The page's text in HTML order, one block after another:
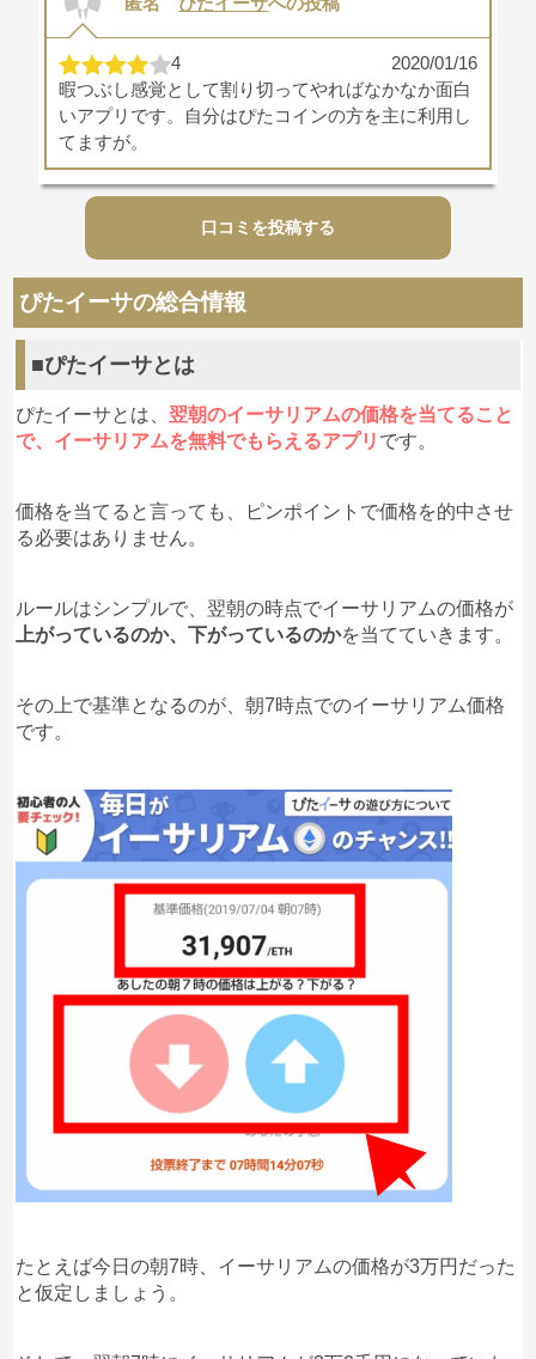
2020/01/16
4
暇つぶし感覚として割り切ってやればなかなか面白
いアプリです。自分はぴたコインの方を主に利用し
てますが。
口コミを投稿する
ぴたイーサの総合情報
■ぴたイーサとは
ぴたイーサとは、 翌朝のイーサリアムの価格を当てること
で、イーサリアムを無料でもらえるアプリ です。
価格を当てると言っても、ピンポイントで価格を的中させ
る必要はありません。
ルールはシンプルで、翌朝の時点でイーサリアムの価格が
上がっているのか、下がっているのかを当てていきます。
その上で基準となるのが、朝7時点でのイーサリアム価格
です。
たとえば今日の朝7時、イーサリアムの価格が3万円だった
と仮定しましょう。